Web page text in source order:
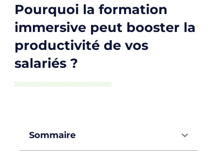
Pourquoi la formation
immersive peut booster la
productivité de vos
salariés ?
Sommaire